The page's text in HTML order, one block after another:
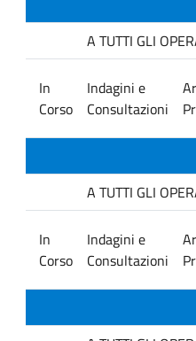
A TUTTI GLI
In
Corso
Indagini e
Consultazioni
A TUTTI GLI
In
Corso
Indagini e
Consultazioni